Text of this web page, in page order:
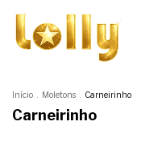
Início Moletons Carneirinho
Carneirinho